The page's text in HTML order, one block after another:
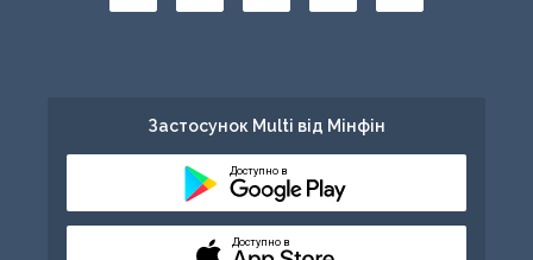
Застосунок Multi від Мінфін
Доступно в
Доступно в